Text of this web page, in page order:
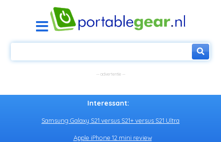
Interessant:
Samsung Galaxy S21 versus S21+ versus S21 Ultra
Apple iPhone 12 mini review